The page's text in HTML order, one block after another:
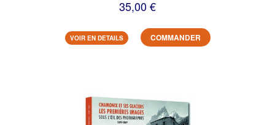
35,00 €
VOIR EN DETAILS COMMANDER